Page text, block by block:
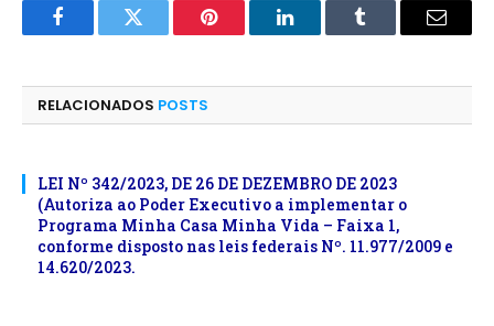
FacebookTwitter Pinterest LinkedInTumblr
E-
RELACIONADOS POSTS
LEI Nº 342/2023, DE 26 DE DEZEMBRO DE 2023
(Autoriza ao Poder Executivo a implementar o
Programa Minha Casa Minha Vida – Faixa 1,
conforme disposto nas leis federais Nº. 11.977/2009 e
14.620/2023.